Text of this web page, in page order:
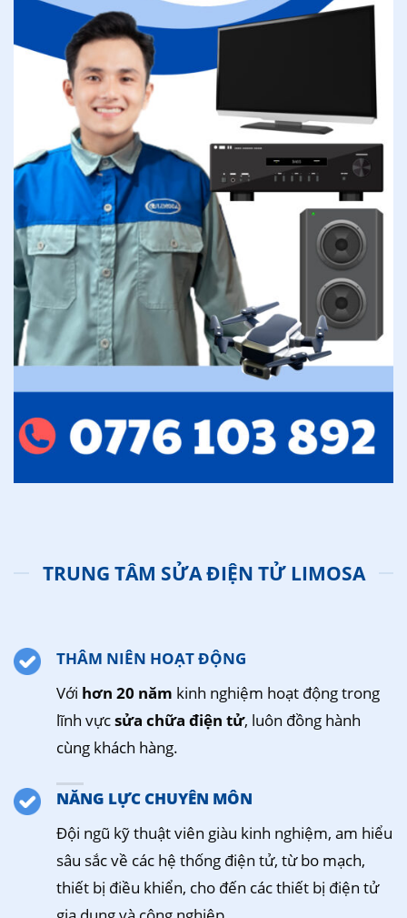
TRUNG TÂM SỬA ĐIỆN TỬ LIMOSA
THÂM NIÊN HOẠT ĐỘNG
Với hơn 20 năm kinh nghiệm hoạt động trong
lĩnh vựcsửa chữa điện tử, luôn đồng hành
cùng khách hàng.
NĂNG LỰC CHUYÊN MÔN
Đội ngũ kỹ thuật viên giàu kinh nghiệm, am hiểu
sâu sắc về các hệ thống điện tử, từ bo mạch,
thiết bị điều khiển, cho đến các thiết bị điện tử